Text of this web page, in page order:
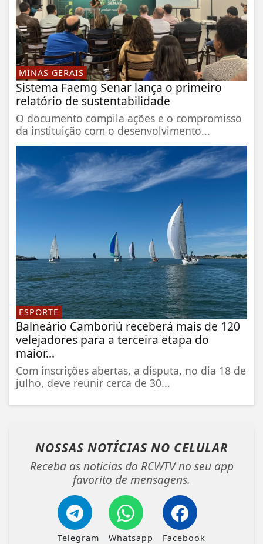
MINAS GERAIS
Sistema Faemg Senar lança o primeiro
relatório de sustentabilidade
O documento compila ações e o compromisso
da instituição com o desenvolvimento...
ESPORTE
Balneário Camboriú receberá mais de 120
velejadores para a terceira etapa do
maior...
Com inscrições abertas, a disputa, no dia 18 de
julho, deve reunir cerca de 30...
NOSSAS NOTÍCIAS NO CELULAR
Receba as notícias do RCWTV no seu app
favorito de mensagens.
Telegram Whatsapp Facebook